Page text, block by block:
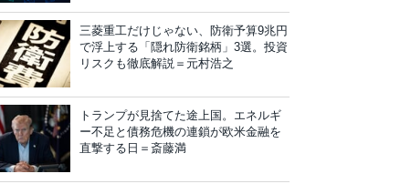
三菱重工だけじゃない、防衛予算9兆円
で浮上する「隠れ防衛銘柄」3選。投資
リスクも徹底解説＝元村浩之
トランプが見捨てた途上国。エネルギ
ー不足と債務危機の連鎖が欧米金融を
直撃する日＝斎藤満